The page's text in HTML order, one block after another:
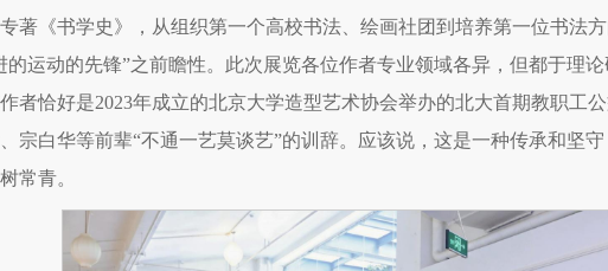
著《书学史》，从组织第一个高校书法、绘画社团到培养第一位书法
的运动的先锋”之前瞻性。此次展览各位作者专业领域各异，但都于理
者恰好是2023年成立的北京大学造型艺术协会举办的北大首期教职工
宗白华等前辈“不通一艺莫谈艺”的训辞。应该说，这是一种传承和坚
常青。